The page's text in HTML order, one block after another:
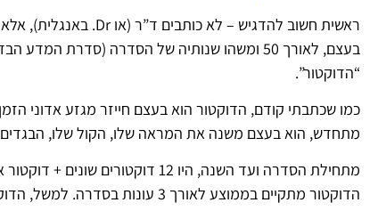
ראשית חשוב להדגיש – לא כותבים ד”ר (או Dr. באנגלית), אלא דוקטור. מעריצי הסדרה המושבעים יכולים לתלות את מי שיקצר את השם 🙂
בעצם, לאורך 50 ומשהו שנותיה של הסדרה
“הדוקטור”.
כמו שכתבתי קודם, הדוקטור הוא בעצם חייזר מגזע אדוני
מתחדש, הוא בעצם משנה את המראה שלו, הקול שלו, הבגדים
הדוקטור מתקיים בממוצע לאורך 3 עונות בסדרה. למשל, הדוקטור בוידאו שלמעלה הוא הדוקטור העשירי.